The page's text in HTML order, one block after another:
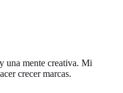
una mente creativa. Mi
crecer marcas.